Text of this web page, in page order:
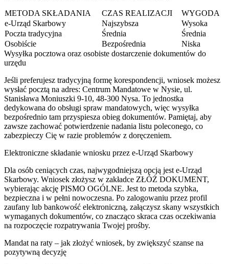
METODA SKŁADANIA CZAS REALIZACJI
WYGODA
e-Urząd Skarbowy
Najszybsza
Wysoka
Poczta tradycyjna
Średnia
Średnia
Osobiście
Bezpośrednia
Niska
Wysyłka pocztowa oraz osobiste dostarczenie dokumentów do
urzędu
Jeśli preferujesz tradycyjną formę korespondencji, wniosek możesz
wysłać pocztą na adres: Centrum Mandatowe w Nysie, ul.
Stanisława Moniuszki 9-10, 48-300 Nysa. To jednostka
dedykowana do obsługi spraw mandatowych, więc wysyłka
bezpośrednio tam przyspiesza obieg dokumentów. Pamiętaj, aby
zawsze zachować potwierdzenie nadania listu poleconego, co
zabezpieczy Cię w razie problemów z doręczeniem.
Elektroniczne składanie wniosku przez e-Urząd Skarbowy
Dla osób ceniących czas, najwygodniejszą opcją jest e-Urząd
Skarbowy. Wniosek złożysz w zakładce ZŁÓŻ DOKUMENT,
wybierając akcję PISMO OGÓLNE. Jest to metoda szybka,
bezpieczna i w pełni nowoczesna. Po zalogowaniu przez profil
zaufany lub bankowość elektroniczną, załączysz skany wszystkich
wymaganych dokumentów, co znacząco skraca czas oczekiwania
na rozpoczęcie rozpatrywania Twojej prośby.
Mandat na raty – jak złożyć wniosek, by zwiększyć szanse na
pozytywną decyzję